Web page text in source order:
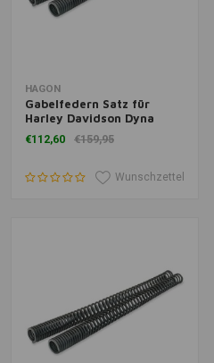
Zum Warenkorb hinzufügen
HAGON
Gabelfedern Satz für
Harley Davidson Dyna
Glide<05
€112,60 €159,95
Wunschzettel